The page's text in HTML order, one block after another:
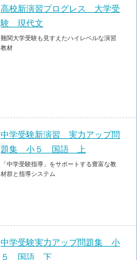
高校新演習プログレス 大学受
験 現代文
難関大学受験も見すえたハイレベルな演習
教材
中学受験新演習 実力アップ問
題集 小５ 国語 上
「中学受験指導」をサポートする豊富な教
材群と指導システム
中学受験実力アップ問題集 小
５ 国語 下